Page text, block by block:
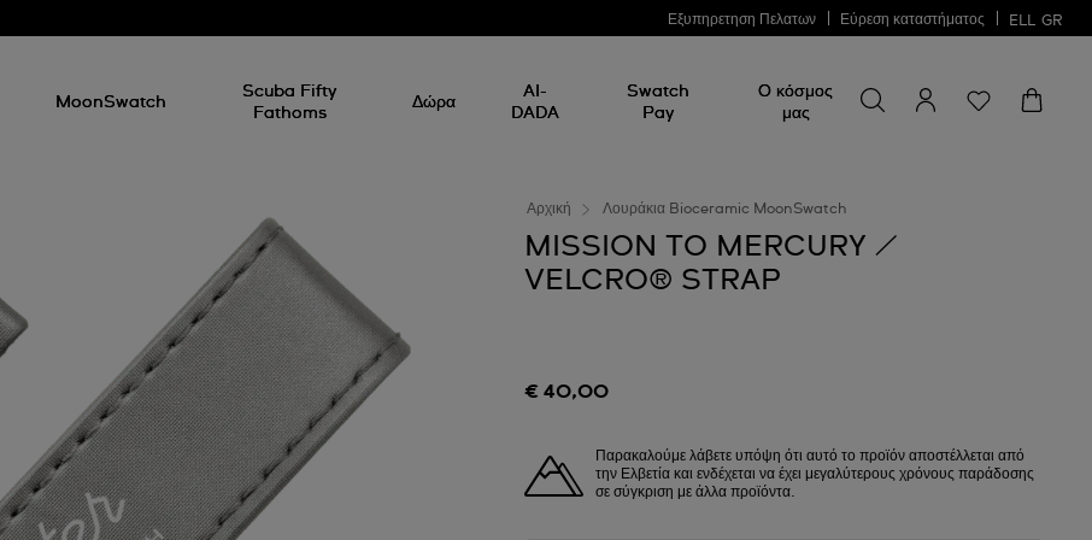
Εξυπηρετηση Πελατων Εύρεση καταστήματος ELL GR
MoonSwatch
Scuba Fifty
Fathoms
Δώρα
AI-
DADA
Swatch
Pay
Ο κόσμος
μας
Αρχική Λουράκια Bioceramic MoonSwatch
MISSION TO MERCURY /
VELCRO® STRAP
€ 40,00
Παρακαλούμε λάβετε υπόψη ότι αυτό το προϊόν αποστέλλεται από
την Ελβετία και ενδέχεται να έχει μεγαλύτερους χρόνους παράδοσης
σε σύγκριση με άλλα προϊόντα.